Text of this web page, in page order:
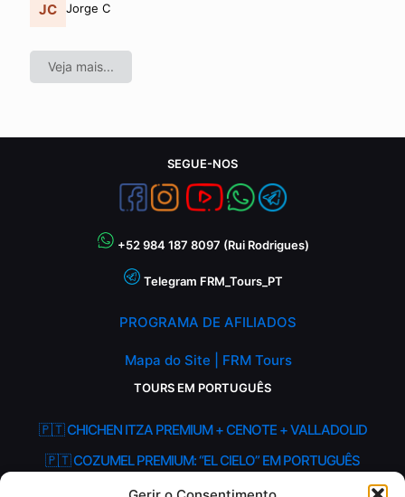
Jorge C
Veja mais...
SEGUE-NOS
+52 984 187 8097 (Rui Rodrigues)
Telegram FRM_Tours_PT
PROGRAMA DE AFILIADOS
Mapa do Site | FRM Tours
TOURS EM PORTUGUÊS
🇵🇹 CHICHEN ITZA PREMIUM + CENOTE + VALLADOLID
🇵🇹 COZUMEL PREMIUM: “EL CIELO” EM PORTUGUÊS
🇵🇹 HOLBOX – ILHA SELVAGEM PREMIUM EM PORTUGUÊS